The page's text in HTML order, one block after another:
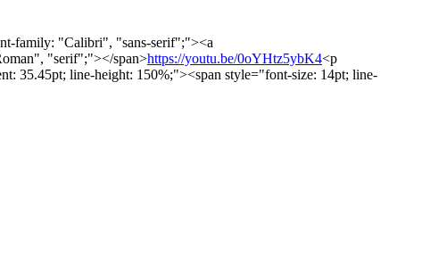
family: "Calibri", "sans-serif";"><a
"serif";"></span>https://youtu.be/0oYHtz5ybK4<p
35.45pt; line-height: 150%;"><span style="font-size: 14pt; line-